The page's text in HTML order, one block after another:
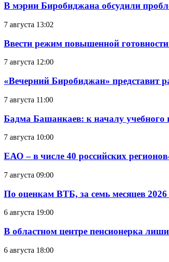
В мэрии Биробиджана обсудили
7 августа 13:02
Ввести режим повышенной
7 августа 12:00
«Вечерний Биробиджан» представит
7 августа 11:00
Бадма Башанкаев: к началу
7 августа 10:00
ЕАО – в числе 40 российских
7 августа 09:00
По оценкам ВТБ, за семь месяцев
6 августа 19:00
В областном центре пенсионерка
6 августа 18:00